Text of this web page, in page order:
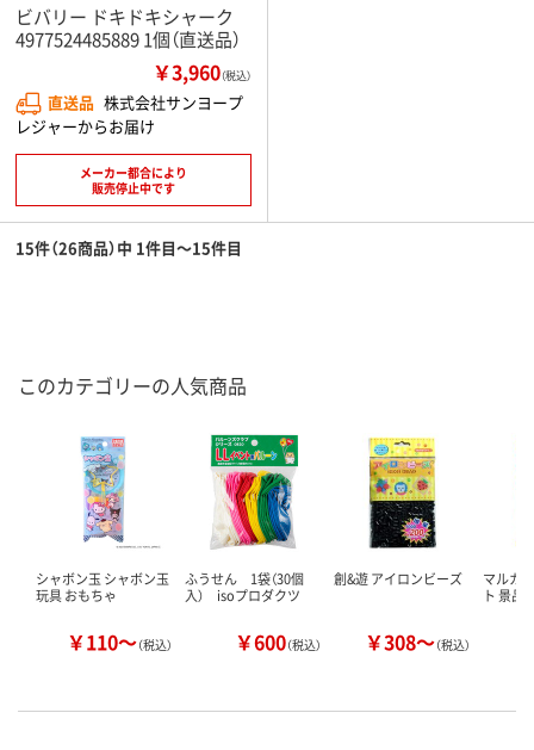
ビバリー ドキドキシャーク
4977524485889 1個（直送品）
￥3,960（税込）
直送品 株式会社サンヨープ
レジャーからお届け
メーカー都合により
販売停止中です
15件（26商品）中 1件目～15件目
このカテゴリーの人気商品
シャボン玉 シャボン玉
玩具 おもちゃ
￥110～（税込）
ふうせん 1袋（30個
入） isoプロダクツ
￥600（税込）
創&遊 アイロンビーズ
￥308～（税込）
マルカ
ト 景品